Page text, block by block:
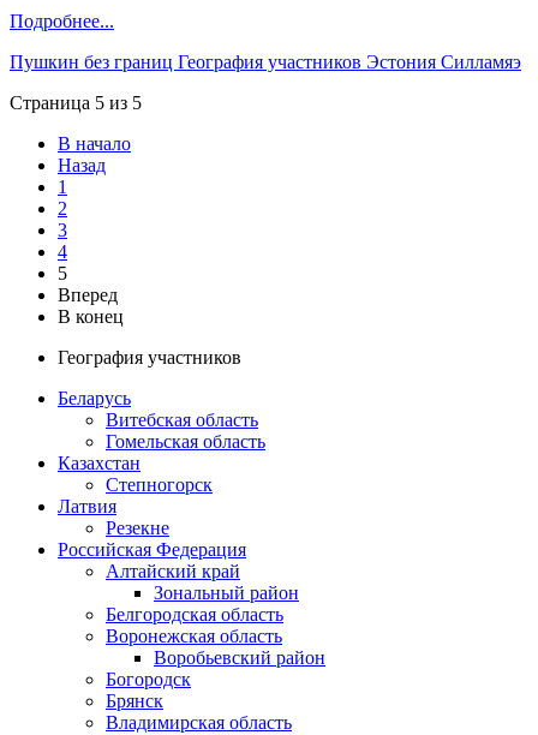
Подробнее...
Пушкин без границ География участников Эстония Силламяэ
Страница 5 из 5
В начало
Назад
1
2
3
4
5
Вперед
В конец
География участников
Беларусь
Витебская область
Гомельская область
Казахстан
Степногорск
Латвия
Резекне
Российская Федерация
Алтайский край
Зональный район
Белгородская область
Воронежская область
Воробьевский район
Богородск
Брянск
Владимирская область